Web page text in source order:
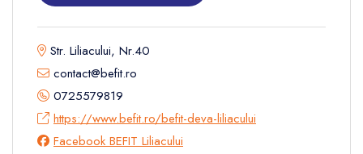
Str. Liliacului, Nr.40
contact@befit.ro
0725579819
https://www.befit.ro/befit-deva-liliacului
Facebook BEFIT Liliacului